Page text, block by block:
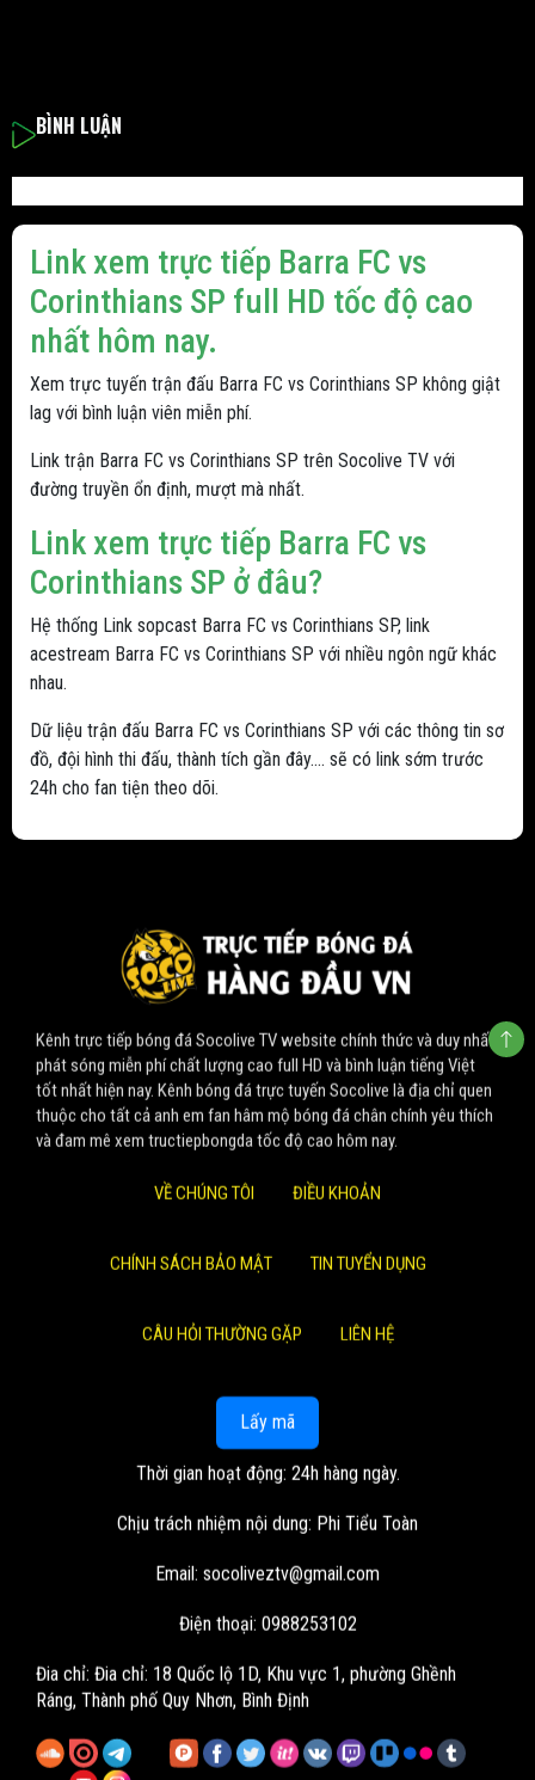
BÌNH LUẬN
Link xem trực tiếp Barra FC vs
Corinthians SP full HD tốc độ cao
nhất hôm nay.
Xem trực tuyến trận đấu Barra FC vs Corinthians SP không giật
lag với bình luận viên miễn phí.
Link trận Barra FC vs Corinthians SP trên Socolive TV với
đường truyền ổn định, mượt mà nhất.
Link xem trực tiếp Barra FC vs
Corinthians SP ở đâu?
Hệ thống Link sopcast Barra FC vs Corinthians SP, link
acestream Barra FC vs Corinthians SP với nhiều ngôn ngữ khác
nhau.
Dữ liệu trận đấu Barra FC vs Corinthians SP với các thông tin sơ
đồ, đội hình thi đấu, thành tích gần đây.... sẽ có link sớm trước
24h cho fan tiện theo dõi.
Kênh trực tiếp bóng đá Socolive TV website chính thức và duy nhất
phát sóng miễn phí chất lượng cao full HD và bình luận tiếng Việt
tốt nhất hiện nay. Kênh bóng đá trực tuyến Socolive là địa chỉ quen
thuộc cho tất cả anh em fan hâm mộ bóng đá chân chính yêu thích
và đam mê xem tructiepbongda tốc độ cao hôm nay.
VỀ CHÚNG TÔI ĐIỀU KHOẢN
CHÍNH SÁCH BẢO MẬT TIN TUYỂN DỤNG
CÂU HỎI THƯỜNG GẶP LIÊN HỆ
Lấy mã
Thời gian hoạt động: 24h hàng ngày.
Chịu trách nhiệm nội dung: Phi Tiểu Toàn
Email: socoliveztv@gmail.com
Điện thoại: 0988253102
Đia chỉ: Đia chỉ: 18 Quốc lộ 1D, Khu vực 1, phường Ghềnh
Ráng, Thành phố Quy Nhơn, Bình Định